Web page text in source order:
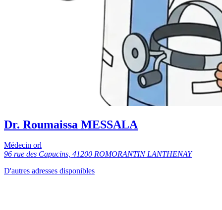
Dr. Roumaissa MESSALA
Médecin orl
96 rue des Capucins, 41200 ROMORANTIN LANTHENAY
D'autres adresses disponibles